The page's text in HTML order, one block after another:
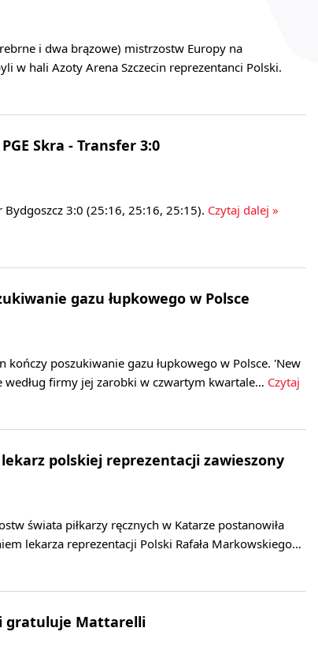
i dwa brązowe) mistrzostw Europy na
w hali Azoty Arena Szczecin reprezentanci Polski.
Skra - Transfer 3:0
Bydgoszcz 3:0 (25:16, 25:16, 25:15). Czytaj dalej »
gazu łupkowego w Polsce
kończy poszukiwanie gazu łupkowego w Polsce. 'New
według firmy jej zarobki w czwartym kwartale… Czytaj
lekarz polskiej reprezentacji zawieszony
świata piłkarzy ręcznych w Katarze postanowiła
lekarza reprezentacji Polski Rafała Markowskiego…
gratuluje Mattarelli